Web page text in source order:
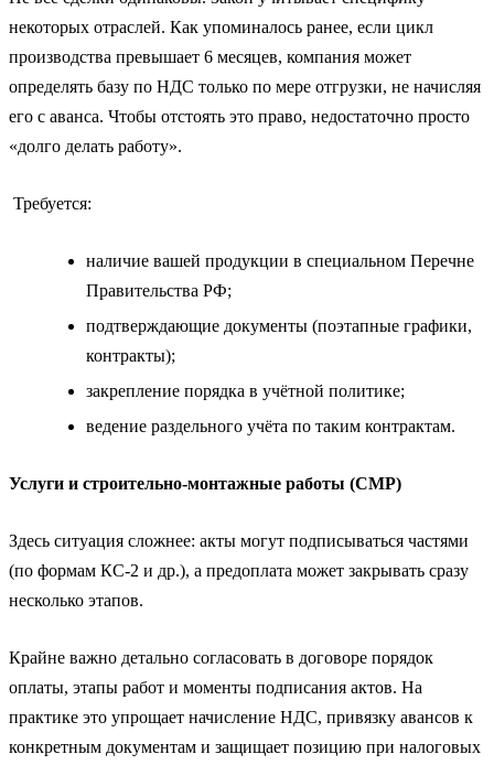
некоторых отраслей. Как упоминалось ранее, если цикл
производства превышает 6 месяцев, компания может
определять базу по НДС только по мере отгрузки, не начисляя
его с аванса. Чтобы отстоять это право, недостаточно просто
«долго делать работу».
Требуется:
наличие вашей продукции в специальном Перечне
Правительства РФ;
подтверждающие документы (поэтапные графики,
контракты);
закрепление порядка в учётной политике;
ведение раздельного учёта по таким контрактам.
Услуги и строительно‑монтажные работы (СМР)
Здесь ситуация сложнее: акты могут подписываться частями
(по формам КС-2 и др.), а предоплата может закрывать сразу
несколько этапов.
Крайне важно детально согласовать в договоре порядок
оплаты, этапы работ и моменты подписания актов. На
практике это упрощает начисление НДС, привязку авансов к
конкретным документам и защищает позицию при налоговых